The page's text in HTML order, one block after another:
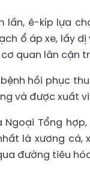
lấn, ê-kíp lựa
ổ áp xe, lấy
quan lân cận
hồi phục
và được xuất
Ngoại Tổng
là xương cá,
đường tiêu